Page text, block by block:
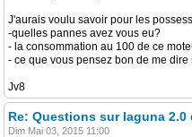
J'aurais voulu savoir pour les
-quelles pannes avez vous eu?
- la consommation au 100 de ce
- ce que vous pensez bon de me
Jv8
Re: Questions sur laguna 2.0
Dim Mai 03, 2015 11:00